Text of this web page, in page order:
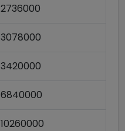
2736000
3078000
3420000
6840000
10260000